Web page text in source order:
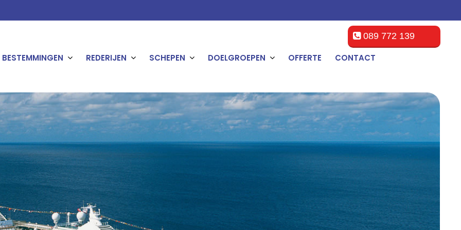
089 772 139
CONTACT
OFFERTE
DOELGROEPEN
SCHEPEN
REDERIJEN
BESTEMMINGEN